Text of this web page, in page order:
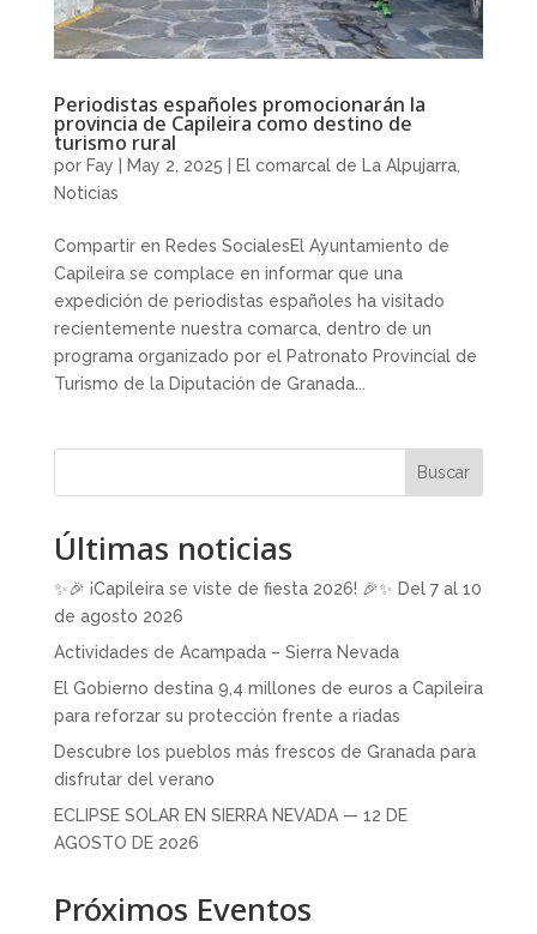
Periodistas españoles promocionarán la
provincia de Capileira como destino de
turismo rural
por Fay May 2, 2025 El comarcal de La Alpujarra,
Noticias
Compartir en Redes SocialesEl Ayuntamiento de
Capileira se complace en informar que una
expedición de periodistas españoles ha visitado
recientemente nuestra comarca, dentro de un
programa organizado por el Patronato Provincial de
Turismo de la Diputación de Granada...
Buscar
Últimas noticias
✨🎉 ¡Capileira se viste de fiesta 2026! 🎉✨ Del 7 al 10
de agosto 2026
Actividades de Acampada – Sierra Nevada
El Gobierno destina 9,4 millones de euros a Capileira
para reforzar su protección frente a riadas
Descubre los pueblos más frescos de Granada para
disfrutar del verano
ECLIPSE SOLAR EN SIERRA NEVADA — 12 DE
AGOSTO DE 2026
Próximos Eventos